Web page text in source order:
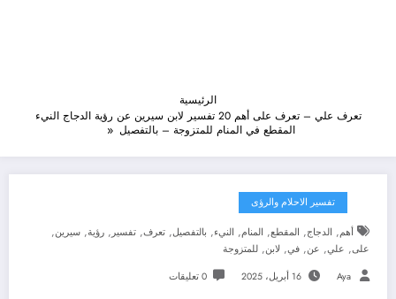
الرئيسية
تعرف علي – تعرف على أهم 20 تفسير لابن سيرين عن رؤية الدجاج النيء
المقطع في المنام للمتزوجة – بالتفصيل
تفسير الاحلام والرؤى
أهم, الدجاج, المقطع, المنام, النيء, بالتفصيل, تعرف, تفسير , رؤية, سيرين,
على, علي, عن, في, لابن, للمتزوجة
Aya 16 أبريل، 2025 0 تعليقات